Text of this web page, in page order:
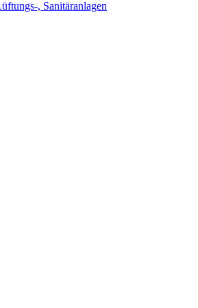
, Sanitäranlagen